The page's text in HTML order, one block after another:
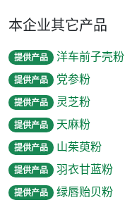
本企业其它产品
提供产品 洋车前子壳粉
提供产品 党参粉
提供产品 灵芝粉
提供产品 天麻粉
提供产品 山茱萸粉
提供产品 羽衣甘蓝粉
提供产品 绿唇贻贝粉